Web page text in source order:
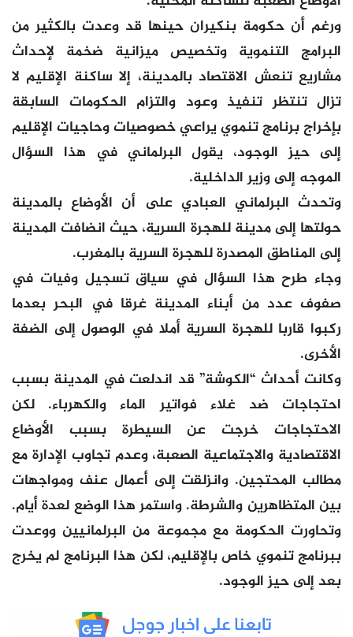
ورغم أن حكومة بنكيران حينها قد وعدت بالكثير من
البرامج التنموية وتخصيص ميزانية ضخمة لإحداث
مشاريع تنعش الاقتصاد بالمدينة، إلا ساكنة الإقليم لا
تزال تنتظر تنفيذ وعود والتزام الحكومات السابقة
بإخراج برنامج تنموي يراعي خصوصيات وحاجيات الإقليم
إلى حيز الوجود، يقول البرلماني في هذا السؤال
الموجه إلى وزير الداخلية.
وتحدث البرلماني العبادي على أن الأوضاع بالمدينة
حولتها إلى مدينة للهجرة السرية، حيث انضافت المدينة
إلى المناطق المصدرة للهجرة السرية بالمغرب.
وجاء طرح هذا السؤال في سياق تسجيل وفيات في
صفوف عدد من أبناء المدينة غرقا في البحر بعدما
ركبوا قاربا للهجرة السرية أملا في الوصول إلى الضفة
الأخرى.
وكانت أحداث “الكوشة” قد اندلعت في المدينة بسبب
احتجاجات ضد غلاء فواتير الماء والكهرباء. لكن
الاحتجاجات خرجت عن السيطرة بسبب الأوضاع
الاقتصادية والاجتماعية الصعبة، وعدم تجاوب الإدارة مع
مطالب المحتجين. وانزلقت إلى أعمال عنف ومواجهات
بين المتظاهرين والشرطة. واستمر هذا الوضع لعدة أيام.
وتحاورت الحكومة مع مجموعة من البرلمانيين ووعدت
ببرنامج تنموي خاص بالإقليم، لكن هذا البرنامج لم يخرج
بعد إلى حيز الوجود.